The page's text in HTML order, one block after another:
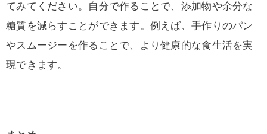
てみてください。自分で作ることで、添加物や余分な
糖質を減らすことができます。例えば、手作りのパン
やスムージーを作ることで、より健康的な食生活を実
現できます。